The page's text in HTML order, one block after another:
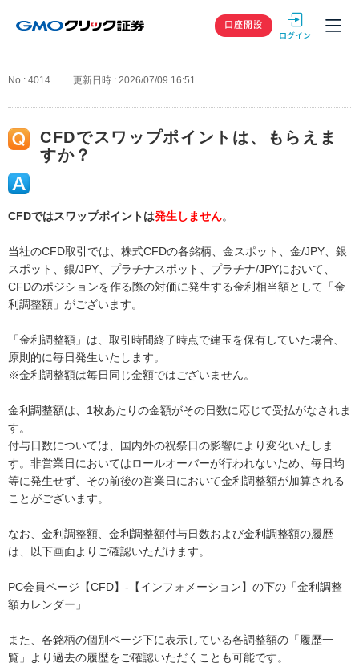
GMOクリック
口座開設
No : 4014 更新日時 : 2026/07/09 16:51
CFDでスワップポイントは、もらえま
すか？
CFDではスワップポイントは発生しません。
当社のCFD取引では、株式CFDの各銘柄、金スポット、金/JPY、銀
スポット、銀/JPY、プラチナスポット、プラチナ/JPYにおいて、
CFDのポジションを作る際の対価に発生する金利相当額として「金
利調整額」がございます。
「金利調整額」は、取引時間終了時点で建玉を保有していた場合、
原則的に毎日発生いたします。
※金利調整額は毎日同じ金額ではございません。
金利調整額は、1枚あたりの金額がその日数に応じて受払がなされま
す。
付与日数については、国内外の祝祭日の影響により変化いたしま
す。非営業日においてはロールオーバーが行われないため、毎日均
等に発生せず、その前後の営業日において金利調整額が加算される
ことがございます。
なお、金利調整額、金利調整額付与日数および金利調整額の履歴
は、以下画面よりご確認いただけます。
PC会員ページ【CFD】-【インフォメーション】の下の「金利調整
額カレンダー」
また、各銘柄の個別ページ下に表示している各調整額の「履歴一
覧」より過去の履歴をご確認いただくことも可能です。